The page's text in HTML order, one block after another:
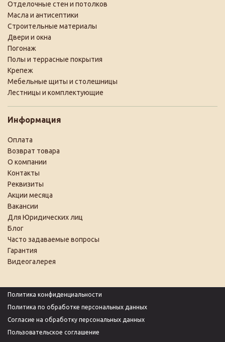
Отделочные стен и потолков
Масла и антисептики
Строительные материалы
Двери и окна
Погонаж
Полы и террасные покрытия
Крепеж
Мебельные щиты и столешницы
Лестницы и комплектующие
Информация
Оплата
Возврат товара
О компании
Контакты
Реквизиты
Акции месяца
Вакансии
Для Юридических лиц
Блог
Часто задаваемые вопросы
Гарантия
Видеогалерея
Политика конфиденциальности
Политика по обработке персональных данных
Согласие на обработку персональных данных
Пользовательское соглашение